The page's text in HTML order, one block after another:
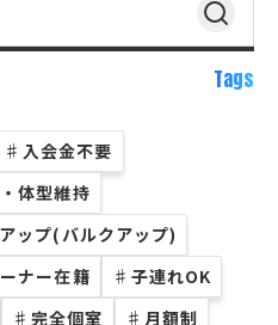
Tags
♯ 入会金不要
体型維持
ップ(バルクアップ)
ナー在籍 ♯ 子連れOK
♯ 完全個室 ♯ 月額制